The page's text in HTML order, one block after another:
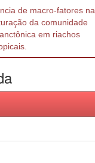
de macro-fatores na
da comunidade
em riachos